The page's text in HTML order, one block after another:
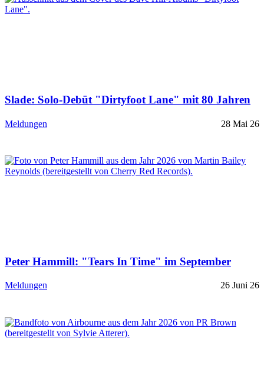
Slade: Solo-Debüt "Dirtyfoot Lane" mit 80 Jahren
Meldungen 28 Mai 26
Peter Hammill: "Tears In Time" im September
Meldungen 26 Juni 26